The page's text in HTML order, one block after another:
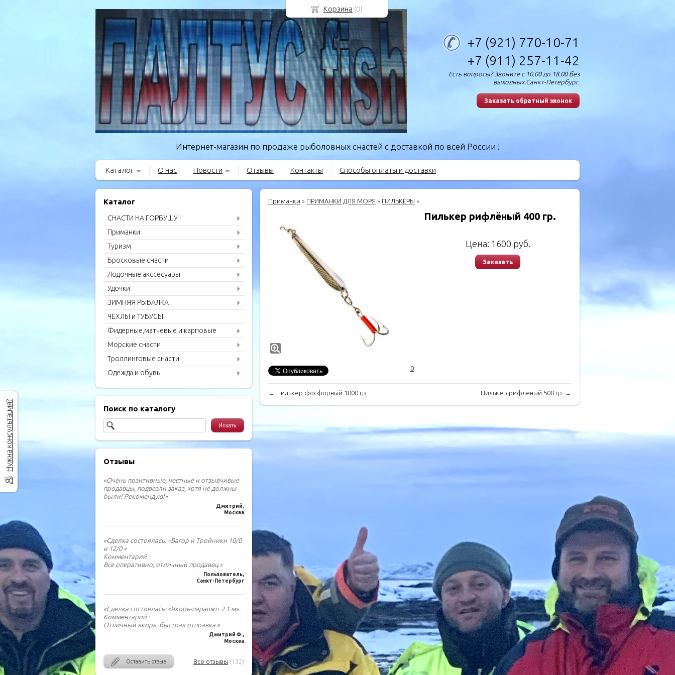
+7 (921) 770-10-71
+7 (911) 257-11-42
Есть вопросы? Звоните с 10.00 до 18.00 без
выходных.Санкт-Петербург.
Заказать обратный звонок
Интернет-магазин по продаже рыболовных снастей с доставкой по всей России !
Каталог О нас Новости Отзывы Контакты Способы оплаты и доставки
Каталог
СНАСТИ НА ГОРБУШУ !
Приманки
Туризм
Бросковые снасти
Лодочные акссесуары
Удочки
ЗИМНЯЯ РЫБАЛКА
ЧЕХЛЫ и ТУБУСЫ
Фидерные,матчевые и карповые
удилища
Морские снасти
Троллинговые снасти
Одежда и обувь
Поиск по каталогу
Отзывы
«Очень позитивные, честные и отзывчивые
продавцы, подвезли заказ, хотя не должны
были! Рекомендую!»
Дмитрий,
Москва
«Сделка состоялась: «Багор и Тройники 10/0
и 12/0 »
Комментарий :
Все оперативно, отличный продавец.»
Пользователь,
Санкт-Петербург
«Сделка состоялась: «Якорь-парашют 2.1 м».
Комментарий :
Отличный якорь, быстрая отправка.»
Дмитрий Ф.,
Москва
Оставить отзыв Все отзывы (132)
Приманки » ПРИМАНКИ ДЛЯ МОРЯ » ПИЛЬКЕРЫ »
0
Пилькер рифлёный 400 гр.
Цена: 1600 руб.
Заказать
← Пилькер фосфорный 1000 гр. Пилькер рифлёный 500 гр. →
Нужна консультация?
Корзина (0)